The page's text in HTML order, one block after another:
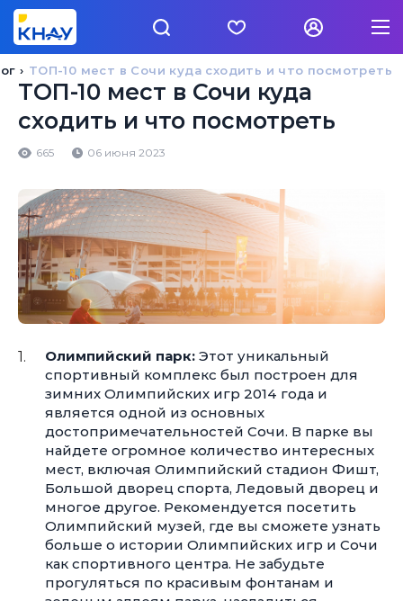
ТОП-10 мест в Сочи куда сходить и что посмотреть
ТОП-10 мест в Сочи куда
сходить и что посмотреть
665 06 июня 2023
Олимпийский парк: Этот уникальный
спортивный комплекс был построен для
зимних Олимпийских игр 2014 года и
является одной из основных
достопримечательностей Сочи. В парке вы
найдете огромное количество интересных
мест, включая Олимпийский стадион Фишт,
Большой дворец спорта, Ледовый дворец и
многое другое. Рекомендуется посетить
Олимпийский музей, где вы сможете узнать
больше о истории Олимпийских игр и Сочи
как спортивного центра. Не забудьте
прогуляться по красивым фонтанам и